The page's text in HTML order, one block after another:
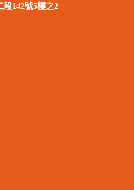
142號5樓之2